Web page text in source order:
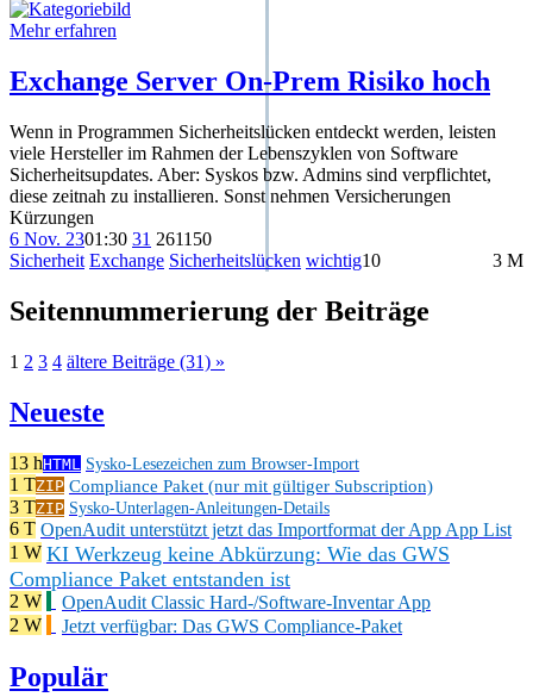
Mehr erfahren
Exchange Server On-Prem Risiko hoch
Wenn in Programmen Sicherheitslücken entdeckt werden, leisten
viele Hersteller im Rahmen der Lebenszyklen von Software
Sicherheitsupdates. Aber: Syskos bzw. Admins sind verpflichtet,
diese zeitnah zu installieren. Sonst nehmen Versicherungen
Kürzungen
6 Nov. 2301:30 31 261150
Sicherheit Exchange Sicherheitslücken wichtig10 3 M
Seitennummerierung der Beiträge
1 2 3 4 ältere Beiträge (31) »
Neueste
13 hHTML Sysko-Lesezeichen zum Browser-Import
1 TZIP Compliance Paket (nur mit gültiger Subscription)
3 TZIP Sysko-Unterlagen-Anleitungen-Details
6 T OpenAudit unterstützt jetzt das Importformat der App App List
1 W KI Werkzeug keine Abkürzung: Wie das GWS
Compliance Paket entstanden ist
2 W
OpenAudit Classic Hard-/Software-Inventar App
2 W
Jetzt verfügbar: Das GWS Compliance-Paket
Populär